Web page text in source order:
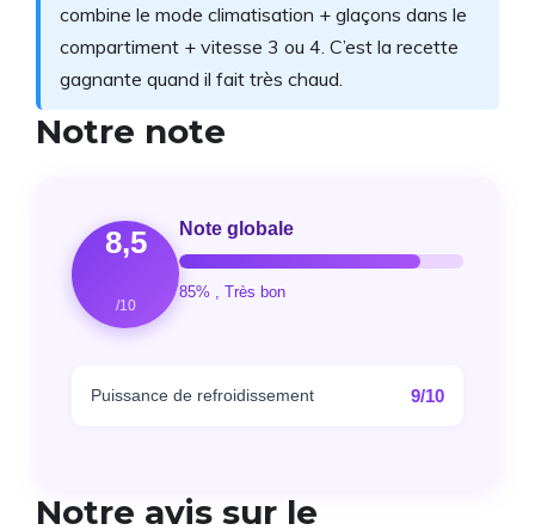
combine le mode climatisation + glaçons dans le
compartiment + vitesse 3 ou 4. C’est la recette
gagnante quand il fait très chaud.
Notre note
8,5
/10
Note globale
85% , Très bon
Puissance de refroidissement 9/10
Notre avis sur le